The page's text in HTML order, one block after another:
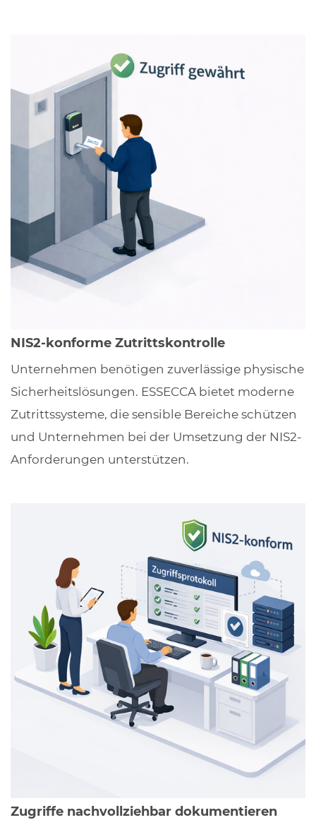
NIS2-konforme Zutrittskontrolle
Unternehmen benötigen zuverlässige physische
Sicherheitslösungen. ESSECCA bietet moderne
Zutrittssysteme, die sensible Bereiche schützen
und Unternehmen bei der Umsetzung der NIS2-
Anforderungen unterstützen.
Zugriffe nachvollziehbar dokumentieren